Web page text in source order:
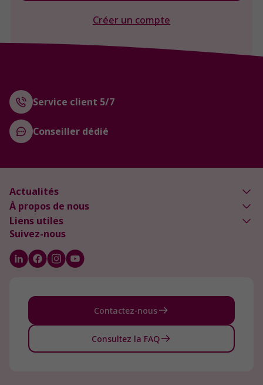
Créer un compte
Service client 5/7
Conseiller dédié
Actualités
À propos de nous
Liens utiles
Suivez-nous
Contactez-nous
Consultez la FAQ